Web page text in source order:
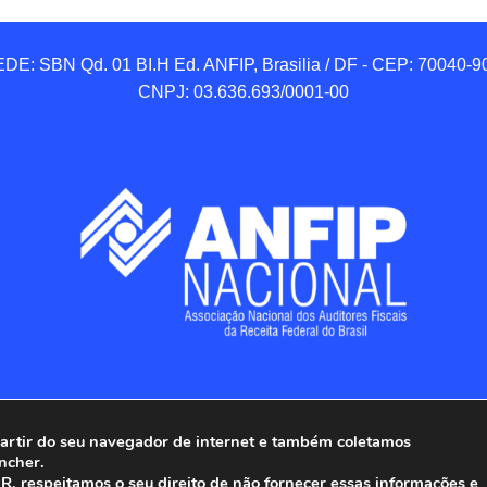
SBN Qd. 01 BI.H Ed. ANFIP, Brasilia / DF - CEP: 70040-
CNPJ: 03.636.693/0001-00
Nacional dos Auditores Fiscais da Receita Federal
do seu navegador de internet e também coletamos
respeitamos o seu direito de não fornecer essas informações e